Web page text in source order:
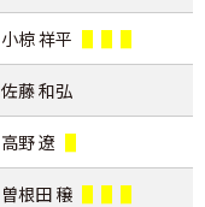
小椋 祥平
佐藤 和弘
高野 遼
曽根田 穣